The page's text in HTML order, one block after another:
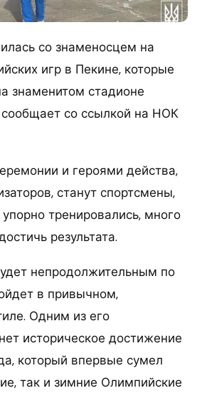
со знаменосцем на
игр в Пекине, которые
знаменитом стадионе
сообщает со ссылкой на НОК
и героями действа,
станут спортсмены,
тренировались, много
результата.
непродолжительным по
в привычном,
Одним из его
историческое достижение
который впервые сумел
так и зимние Олимпийские